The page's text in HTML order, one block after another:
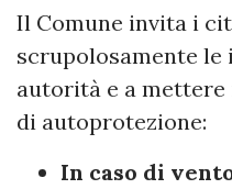
Il Comune invita i
scrupolosamente le
autorità e a
di autoprotezione:
In caso di